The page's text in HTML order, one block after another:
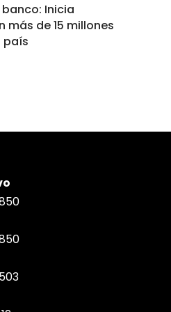
banco: Inicia
más de 15 millones
país